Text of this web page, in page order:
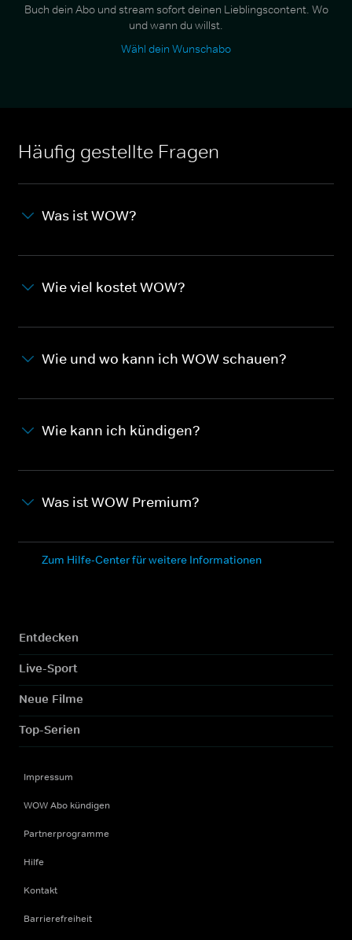
Buch dein Abo und stream sofort deinen Lieblingscontent. Wo
und wann du willst.
Wähl dein Wunschabo
Häufig gestellte Fragen
Was ist WOW?
Wie viel kostet WOW?
Wie und wo kann ich WOW schauen?
Wie kann ich kündigen?
Was ist WOW Premium?
Zum Hilfe-Center für weitere Informationen
Entdecken
Live-Sport
Neue Filme
Top-Serien
Impressum
WOW Abo kündigen
Partnerprogramme
Hilfe
Kontakt
Barrierefreiheit